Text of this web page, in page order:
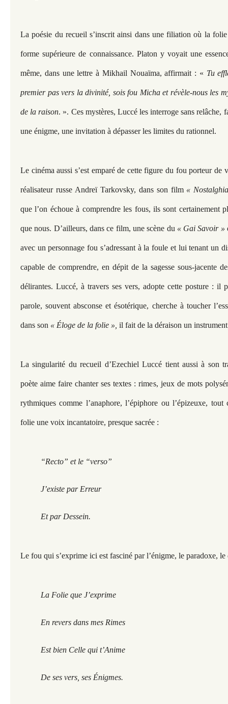
La poésie du recueil s’inscrit ainsi dans une filiation où la
forme supérieure de connaissance. Platon y voyait une
même, dans une lettre à Mikhail Nouaïma, affirmait : « Tu
premier pas vers la divinité, sois fou Micha et révèle-nous les
de la raison. ». Ces mystères, Luccé les interroge sans relâche,
une énigme, une invitation à dépasser les limites du rationnel.
Le cinéma aussi s’est emparé de cette figure du fou porteur de
réalisateur russe Andreï Tarkovsky, dans son film «
que l’on échoue à comprendre les fous, ils sont certainement
que nous. D’ailleurs, dans ce film, une scène du « Gai Savoir »
avec un personnage fou s’adressant à la foule et lui tenant un
capable de comprendre, en dépit de la sagesse sous-jacente
délirantes. Luccé, à travers ses vers, adopte cette posture : il
parole, souvent absconse et ésotérique, cherche à toucher
dans son « Éloge de la folie », il fait de la déraison un
La singularité du recueil d’Ezechiel Luccé tient aussi à son
poète aime faire chanter ses textes : rimes, jeux de mots
rythmiques comme l’anaphore, l’épiphore ou l’épizeuxe,
folie une voix incantatoire, presque sacrée :
“Recto” et le “verso”
J’existe par Erreur
Et par Dessein.
Le fou qui s’exprime ici est fasciné par l’énigme, le paradoxe, le
La Folie que J’exprime
En revers dans mes Rimes
Est bien Celle qui t’Anime
De ses vers, ses Énigmes.